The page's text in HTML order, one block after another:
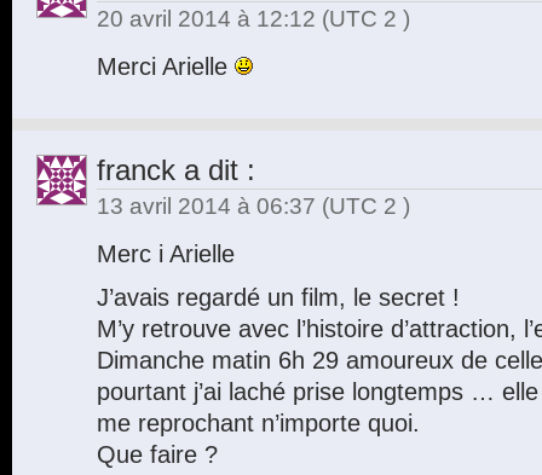
20 avril 2014 à 12:12 (UTC 2 )
Merci Arielle
franck a dit :
13 avril 2014 à 06:37 (UTC 2 )
Merc i Arielle
J’avais regardé un film, le secret !
M’y retrouve avec l’histoire d’attraction,
Dimanche matin 6h 29 amoureux de
pourtant j’ai laché prise longtemps …
me reprochant n’importe quoi.
Que faire ?